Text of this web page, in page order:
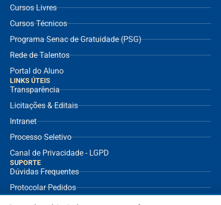
Cursos Livres
Cursos Técnicos
Programa Senac de Gratuidade (PSG)
Rede de Talentos
Portal do Aluno
LINKS ÚTEIS
Transparência
Licitações & Editais
Intranet
Processo Seletivo
Canal de Privacidade - LGPD
SUPORTE
Dúvidas Frequentes
Protocolar Pedidos